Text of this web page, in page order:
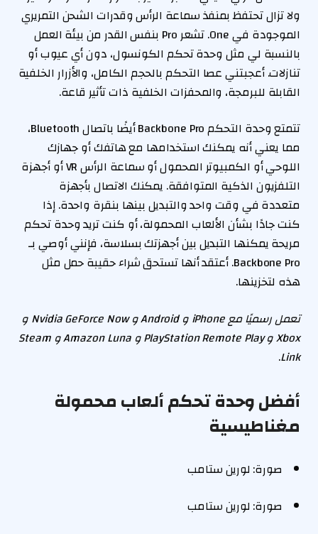
ولا تزال تحتفظ بمنفذ سماعة الرأس وقدرات الشحن التمريري
الموجودة في One. تشعر Pro بنفس القدر من بيئة العمل
بالنسبة لي مثل وحدة تحكم الكونسول، دون أي عيوب أو
تنازلات. أعجبتني عصا التحكم بالحجم الكامل، والأزرار الخلفية
القابلة للبرمجة، والمحفزات الخلفية ذات تأثير قاعة.
تتمتع وحدة التحكم Backbone Pro أيضًا باتصال Bluetooth،
مما يعني أنه يمكنك استخدامها مع هاتفك أو جهازك
اللوحي أو الكمبيوتر المحمول أو سماعة الرأس VR أو أجهزة
التلفزيون الذكية المتوافقة. يمكنك الاتصال بأجهزة
متعددة في وقت واحد والتبديل بينها بنقرة واحدة. إذا
كنت جادًا بشأن الألعاب المحمولة، أو كنت تريد وحدة تحكم
مريحة يمكنها التبديل بين أجهزتك بسلاسة، فإنني أوصي بـ
Backbone Pro. أعتقد أنها تستحق شراء حقيبة حمل مثل
هذه لتخزينها.
تعمل رسميًا مع iPhone و Android و Nvidia GeForce Now و
Xbox و PlayStation Remote Play و Amazon Luna و Steam
Link
.
أفضل وحدة تحكم ألعاب محمولة
مغناطيسية
صورة: لورين ستامب
صورة: لورين ستامب